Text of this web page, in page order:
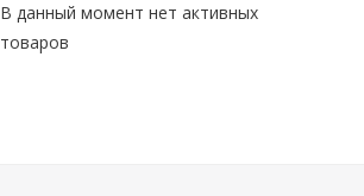
В данный момент нет активных
товаров